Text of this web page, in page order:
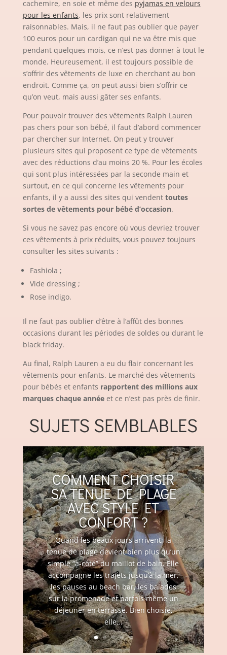
cachemire, en soie et même des pyjamas en velours
pour les enfants, les prix sont relativement
raisonnables. Mais, il ne faut pas oublier que payer
100 euros pour un cardigan qui ne va être mis que
pendant quelques mois, ce n’est pas donner à tout le
monde. Heureusement, il est toujours possible de
s’offrir des vêtements de luxe en cherchant au bon
endroit. Comme ça, on peut aussi bien s’offrir ce
qu’on veut, mais aussi gâter ses enfants.
Pour pouvoir trouver des vêtements Ralph Lauren
pas chers pour son bébé, il faut d’abord commencer
par chercher sur Internet. On peut y trouver
plusieurs sites qui proposent ce type de vêtements
avec des réductions d’au moins 20 %. Pour les écoles
qui sont plus intéressées par la seconde main et
surtout, en ce qui concerne les vêtements pour
enfants, il y a aussi des sites qui vendent toutes
sortes de vêtements pour bébé d’occasion.
Si vous ne savez pas encore où vous devriez trouver
ces vêtements à prix réduits, vous pouvez toujours
consulter les sites suivants :
Fashiola ;
Vide dressing ;
Rose indigo.
Il ne faut pas oublier d’être à l’affût des bonnes
occasions durant les périodes de soldes ou durant le
black friday.
Au final, Ralph Lauren a eu du flair concernant les
vêtements pour enfants. Le marché des vêtements
pour bébés et enfants rapportent des millions aux
marques chaque année et ce n’est pas près de finir.
SUJETS SEMBLABLES
COMMENT CHOISIR
SA TENUE DE PLAGE
AVEC STYLE ET
CONFORT ?
Quand les beaux jours arrivent, la
tenue de plage devient bien plus qu’un
simple “à-côté” du maillot de bain. Elle
accompagne les trajets jusqu’à la mer,
les pauses au beach bar, les balades
sur la promenade et parfois même un
déjeuner en terrasse. Bien choisie,
elle...